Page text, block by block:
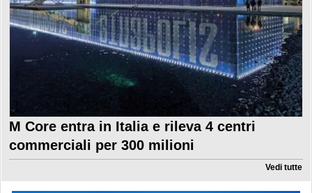
M Core entra in Italia e rileva 4 centri
commerciali per 300 milioni
Vedi tutte